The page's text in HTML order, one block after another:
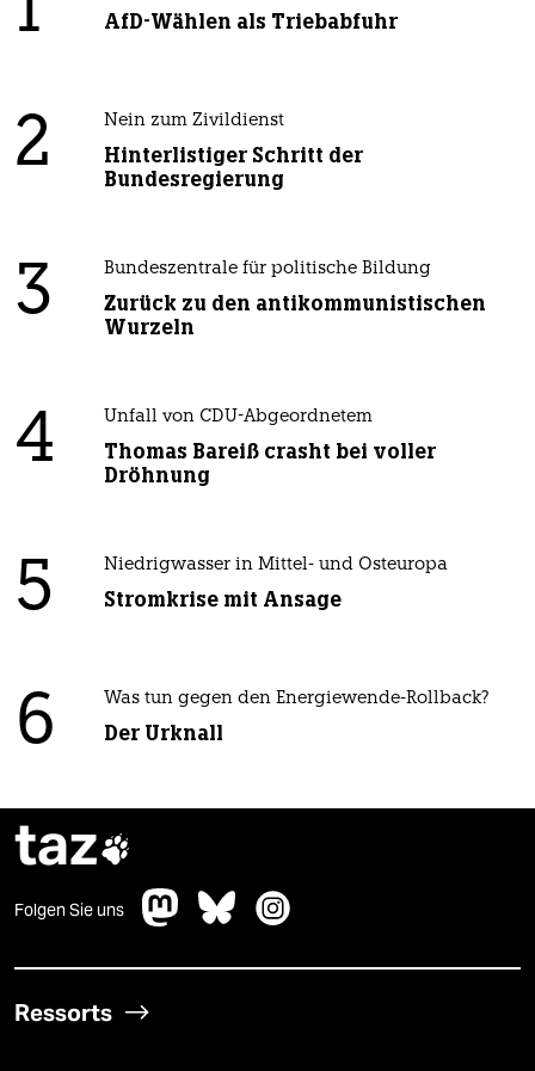
AfD-Wählen als Triebabfuhr
2 Nein zum Zivildienst
Hinterlistiger Schritt der
Bundesregierung
3 Bundeszentrale für politische Bildung
Zurück zu den antikommunistischen
Wurzeln
4 Unfall von CDU-Abgeordnetem
Thomas Bareiß crasht bei voller
Dröhnung
5 Niedrigwasser in Mittel- und Osteuropa
Stromkrise mit Ansage
6 Was tun gegen den Energiewende-Rollback?
Der Urknall
taz
Folgen Sie uns
Ressorts